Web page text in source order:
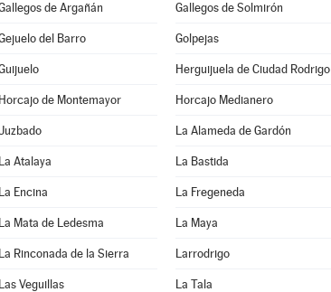
de Argañán Gallegos de Solmirón
del Barro Golpejas
Herguijuela de Ciudad Rodrigo
Horcajo de Montemayor Horcajo Medianero
La Alameda de Gardón
La Atalaya La Bastida
La Encina La Fregeneda
La Mata de Ledesma La Maya
La Rinconada de la Sierra Larrodrigo
Las Veguillas La Tala